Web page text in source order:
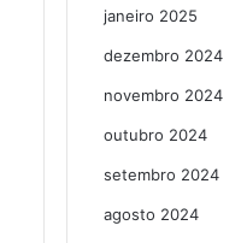
janeiro 2025
dezembro 2024
novembro 2024
outubro 2024
setembro 2024
agosto 2024